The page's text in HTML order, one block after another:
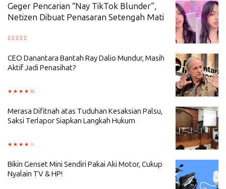
Geger Pencarian “Nay TikTok Blunder”,
Netizen Dibuat Penasaran Setengah Mati
CEO Danantara Bantah Ray Dalio Mundur, Masih
Aktif Jadi Penasihat?
Merasa Difitnah atas Tuduhan Kesaksian Palsu,
Saksi Terlapor Siapkan Langkah Hukum
Bikin Genset Mini Sendiri Pakai Aki Motor, Cukup
Nyalain TV & HP!